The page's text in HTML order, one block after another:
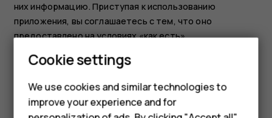
Smartphones
Feature phones
них информацию. Приступая к использованию
приложения, вы соглашаетесь с тем, что оно
предоставлено на условиях «как есть».
Скачивание карт, игр, музыки и видеороликов, а также
передача изображений и видеороликов могут
привести к передаче большого количества данных.
Поставщик услуг может взыскать плату за передачу
данных. Наличие конкретных изделий, услуг и
Cookie settings
We use cookies and similar technologies to
improve your experience and for